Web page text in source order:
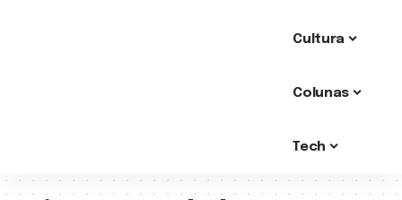
Cultura
Colunas
Tech